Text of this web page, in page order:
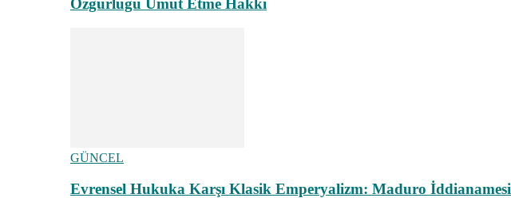
Özgürlüğü Umut Etme Hakkı
GÜNCEL
Evrensel Hukuka Karşı Klasik Emperyalizm: Maduro İddianamesi